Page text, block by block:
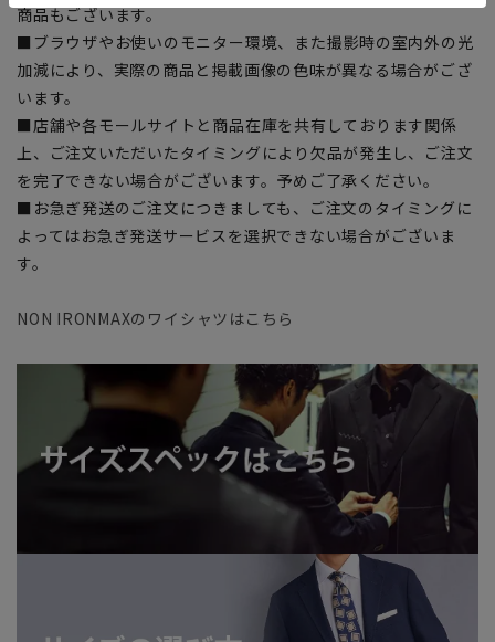
商品もございます。
■ブラウザやお使いのモニター環境、また撮影時の室内外の光
加減により、実際の商品と掲載画像の色味が異なる場合がござ
います。
■店舗や各モールサイトと商品在庫を共有しております関係
上、ご注文いただいたタイミングにより欠品が発生し、ご注文
を完了できない場合がございます。予めご了承ください。
■お急ぎ発送のご注文につきましても、ご注文のタイミングに
よってはお急ぎ発送サービスを選択できない場合がございま
す。
NON IRONMAXのワイシャツはこちら